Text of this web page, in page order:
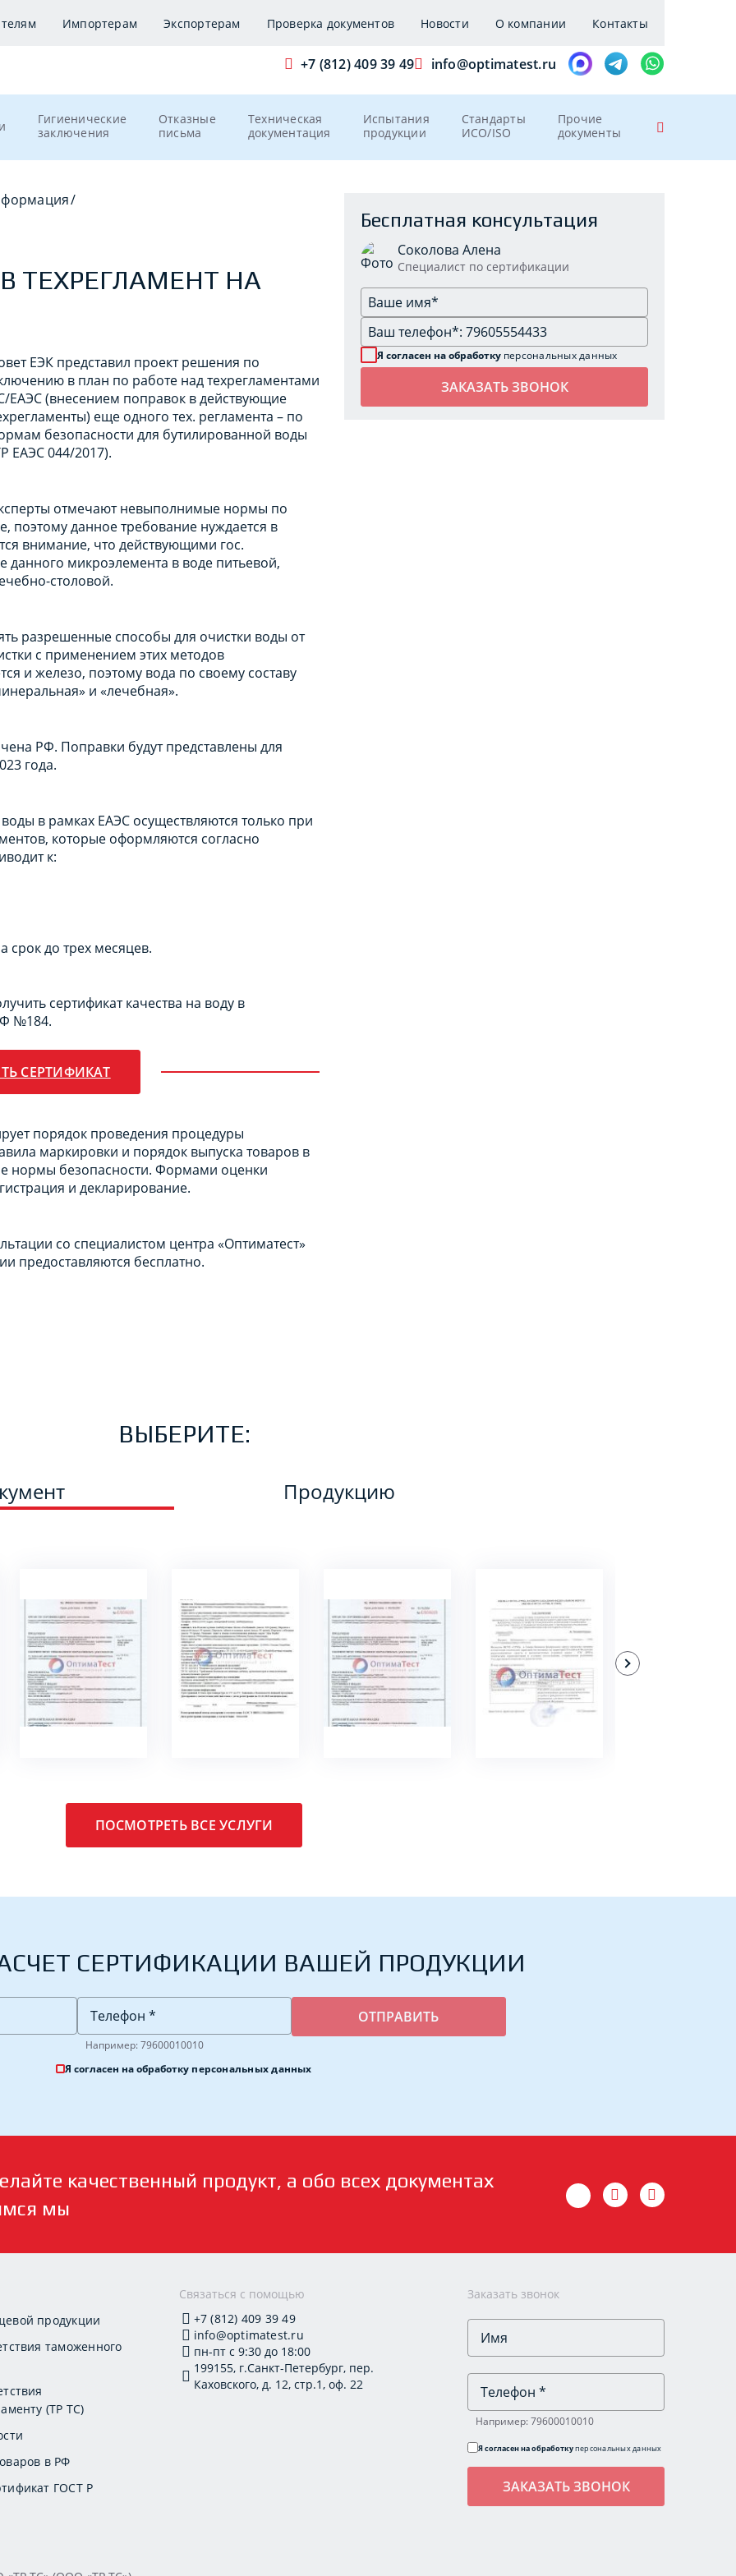
Импортерам Экспортерам Проверка документов Новости О компании Контакты
+7 (812) 409 39 49 info@optimatest.ru
Гигиенические
заключения
Отказные
письма
Техническая
документация
Испытания
продукции
Стандарты
ИСО/ISO
Прочие
документы
/
ТЕХРЕГЛАМЕНТ НА
ЕЭК представил проект решения по
в план по работе над техрегламентами
ЕАЭС (внесением поправок в действующие
еще одного тех. регламента – по
безопасности для бутилированной воды
ЕАЭС 044/2017).
отмечают невыполнимые нормы по
поэтому данное требование нуждается в
внимание, что действующими гос.
данного микроэлемента в воде питьевой,
столовой.
разрешенные способы для очистки воды от
с применением этих методов
и железо, поэтому вода по своему составу
и «лечебная».
РФ. Поправки будут представлены для
года.
в рамках ЕАЭС осуществляются только при
которые оформляются согласно
к:
срок до трех месяцев.
сертификат качества на воду в
№184.
СЕРТИФИКАТ
порядок проведения процедуры
маркировки и порядок выпуска товаров в
нормы безопасности. Формами оценки
и декларирование.
со специалистом центра «Оптиматест»
предоставляются бесплатно.
Бесплатная консультация
Соколова Алена
Специалист по сертификации
Я согласен на обработку персональных данных
ВЫБЕРИТЕ:
Продукцию
ПОДРОБНЕЕ ПОДРОБНЕЕ ПОДРОБНЕЕ ПОДРОБНЕЕ
ПОСМОТРЕТЬ ВСЕ УСЛУГИ
СЕРТИФИКАЦИИ ВАШЕЙ ПРОДУКЦИИ
Например: 79600010010
Я согласен на обработку персональных данных
качественный продукт, а обо всех документах
мы
продукции
таможенного
(ТР ТС)
в РФ
ГОСТ Р
Связаться с помощью
+7 (812) 409 39 49
info@optimatest.ru
пн-пт с 9:30 до 18:00
199155, г.Санкт-Петербург, пер.
Каховского, д. 12, стр.1, оф. 22
Заказать звонок
Например: 79600010010
Я согласен на обработкуперсональных данных